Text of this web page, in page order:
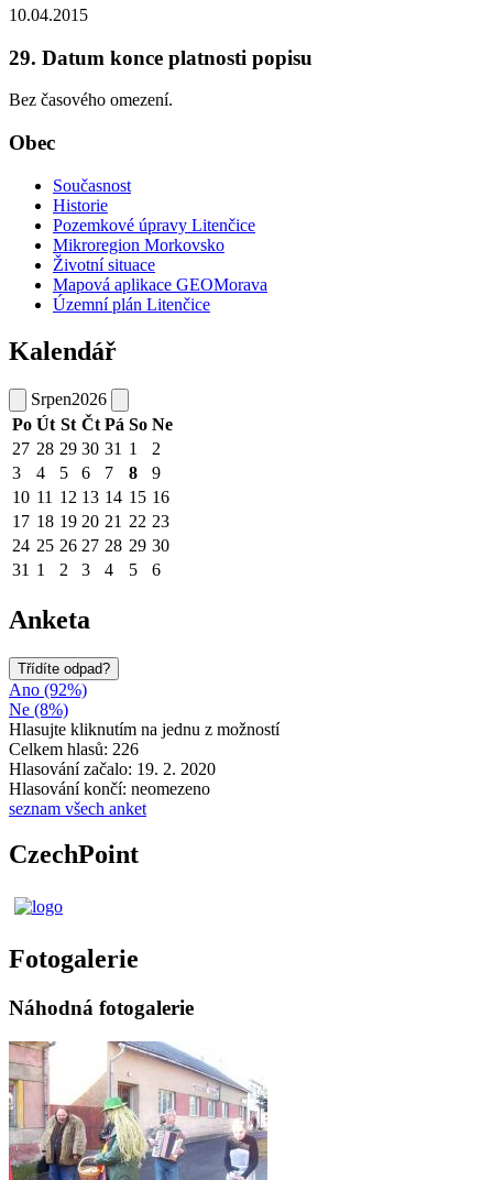
10.04.2015
29. Datum konce platnosti popisu
Bez časového omezení.
Obec
Současnost
Historie
Pozemkové úpravy Litenčice
Mikroregion Morkovsko
Životní situace
Mapová aplikace GEOMorava
Územní plán Litenčice
Kalendář
Srpen2026
Po Út St Čt Pá So Ne
27 28 29 30 31 1
2
3
4 5 6 7 8
9
10 11 12 13 14 15 16
17 18 19 20 21 22 23
24 25 26 27 28 29 30
31 1 2 3 4 5 6
Anketa
Třídíte odpad?
Ano (92%)
Ne (8%)
Hlasujte kliknutím na jednu z možností
Celkem hlasů: 226
Hlasování začalo: 19. 2. 2020
Hlasování končí: neomezeno
seznam všech anket
CzechPoint
Fotogalerie
Náhodná fotogalerie